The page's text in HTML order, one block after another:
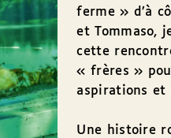
ferme » d’à
et Tommaso,
cette
« frères »
aspirations et
Une histoire